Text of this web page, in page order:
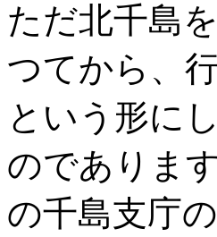
ただ北千島
つてから、
という形に
のでありま
の千島支庁